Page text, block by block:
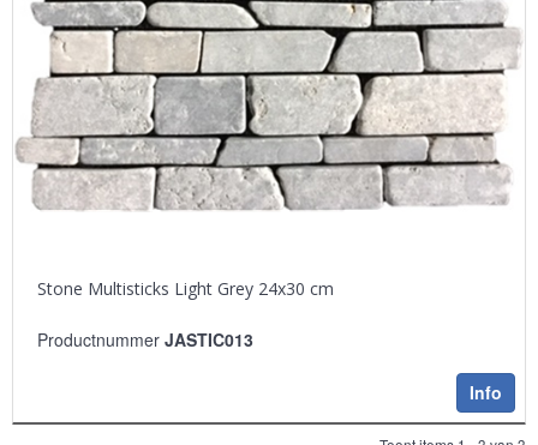
Stone Multisticks Light Grey 24x30 cm
Productnummer JASTIC013
Info